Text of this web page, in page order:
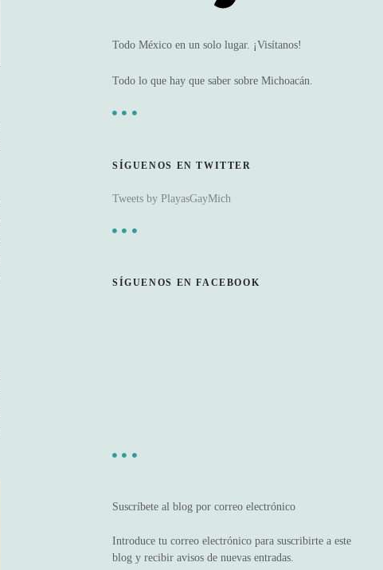
Todo México en un solo lugar. ¡Visítanos!
Todo lo que hay que saber sobre Michoacán.
SÍGUENOS EN TWITTER
Tweets by PlayasGayMich
SÍGUENOS EN FACEBOOK
Suscríbete al blog por correo electrónico
Introduce tu correo electrónico para suscribirte a este
blog y recibir avisos de nuevas entradas.